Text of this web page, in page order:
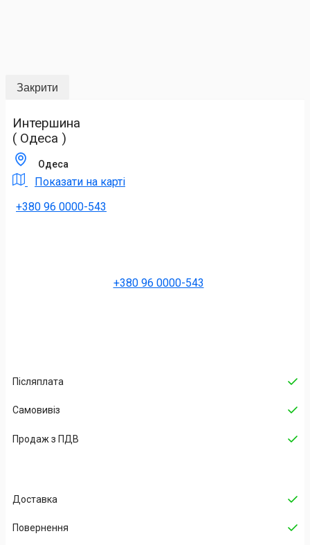
Закрити
Интершина
( Одеса )
Одеса
Показати на карті
+380 96 0000-543
+380 96 0000-543
Післяплата
Самовивіз
Продаж з ПДВ
Доставка
Повернення